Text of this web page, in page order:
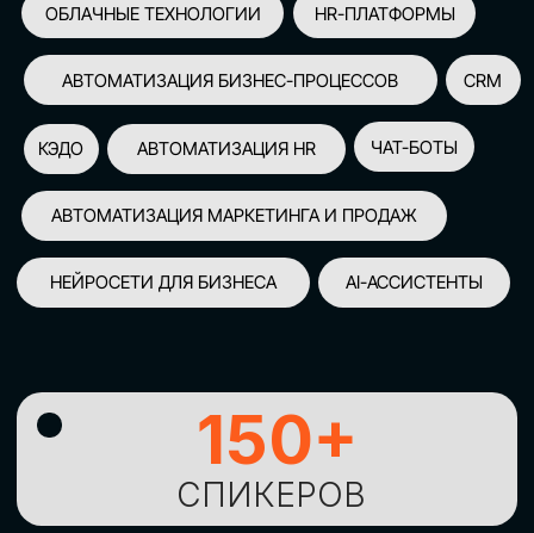
ПАРТНЕРОВ
100+
УЧАСТНИКОВ
2500+
GLOBAL TECH FORUM –
ИЗУЧЕНИЯНОВЫХ
ТЕХНОЛОГИЙИ
СТРАТЕГИЧЕСКИХ
ПОДХОДОВ К ЦИФРОВОЙ